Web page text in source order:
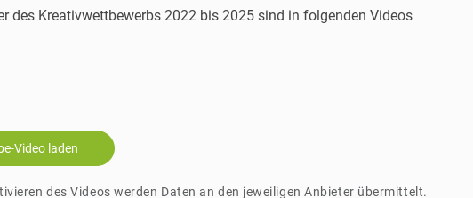
des Kreativwettbewerbs 2022 bis 2025 sind in folgenden Videos
Video laden
des Videos werden Daten an den jeweiligen Anbieter übermittelt.